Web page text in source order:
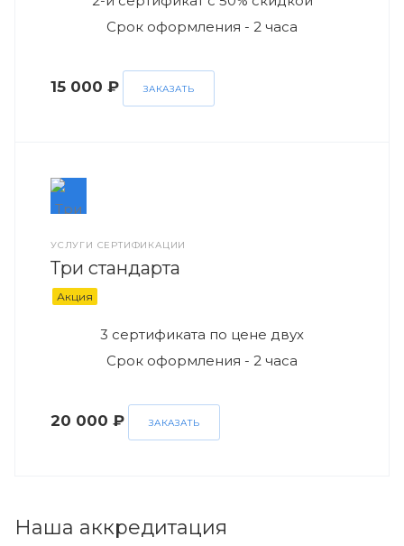
Срок оформления - 2 часа
15 000 ₽ ЗАКАЗАТЬ
УСЛУГИ СЕРТИФИКАЦИИ
Три стандарта
Акция
3 сертификата по цене двух
Срок оформления - 2 часа
20 000 ₽ ЗАКАЗАТЬ
Наша аккредитация